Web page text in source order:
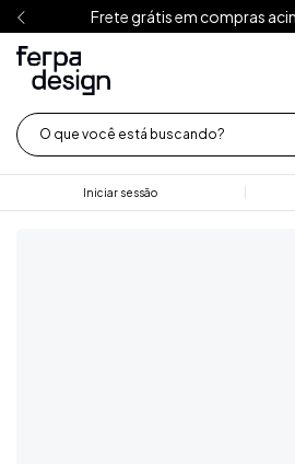
Frete grátis em compras
Iniciar sessão